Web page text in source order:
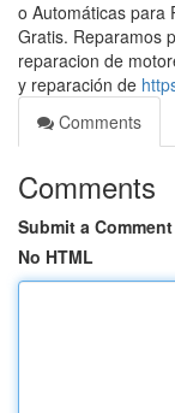
o Automáticas para
Gratis. Reparamos
reparacion de
y reparación de
Comments
Comments
Submit a Comment
No HTML